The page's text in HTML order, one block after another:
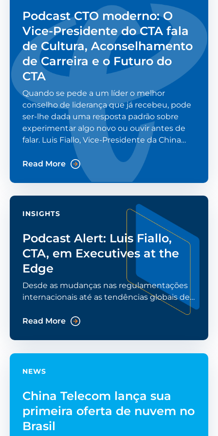
Podcast CTO moderno: O
Vice-Presidente do CTA fala
de Cultura, Aconselhamento
de Carreira e o Futuro do
CTA
Quando se pede a um líder o melhor
conselho de liderança que já recebeu, pode
ser-lhe dada uma resposta padrão sobre
experimentar algo novo ou ouvir antes de
falar. Luis Fiallo, Vice-Presidente da China
Telecom Américas (CTA), foi questionado
num episódio recente do podcast Modern
CTO. A sua resposta surpreendeu
Read More
INSIGHTS
Podcast Alert: Luis Fiallo,
CTA, em Executives at the
Edge
Desde as mudanças nas regulamentações
internacionais até as tendências globais de
TI e as práticas de segurança cibernética, um
novo podcast com Luis Fiallo, vice-
Read More
NEWS
China Telecom lança sua
primeira oferta de nuvem no
Brasil